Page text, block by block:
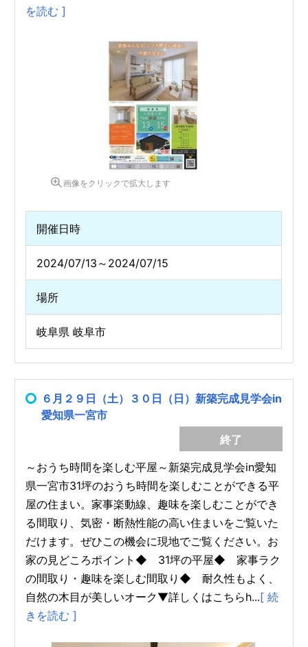
を読む ]
画像をクリックで拡大します
開催日時
2024/07/13～2024/07/15
場所
岐阜県 岐阜市
６月２９日（土）３０日（日）新築完成見学会in
愛知県一宮市
終了
～おうち時間を楽しむ平屋～新築完成見学会in愛知
県一宮市31坪のおうち時間を楽しむことができる平
屋の住まい。家事楽動線、趣味を楽しむことができ
る間取り、気密・断熱性能の高い住まいをご覧いた
だけます。ぜひこの機会に現地でご覧ください。お
家の見どころポイント◆ 31坪の平屋◆ 家事ラク
の間取り・趣味を楽しむ間取り◆ 耐久性もよく、
自然の木目が美しいオーク▼詳しくはこちらh...[ 続
きを読む ]